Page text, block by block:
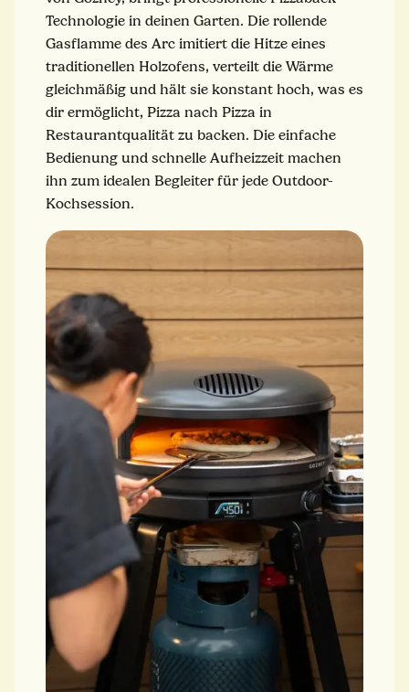
Technologie in deinen Garten. Die rollende
Gasflamme des Arc imitiert die Hitze eines
traditionellen Holzofens, verteilt die Wärme
gleichmäßig und hält sie konstant hoch, was es
dir ermöglicht, Pizza nach Pizza in
Restaurantqualität zu backen. Die einfache
Bedienung und schnelle Aufheizzeit machen
ihn zum idealen Begleiter für jede Outdoor-
Kochsession.